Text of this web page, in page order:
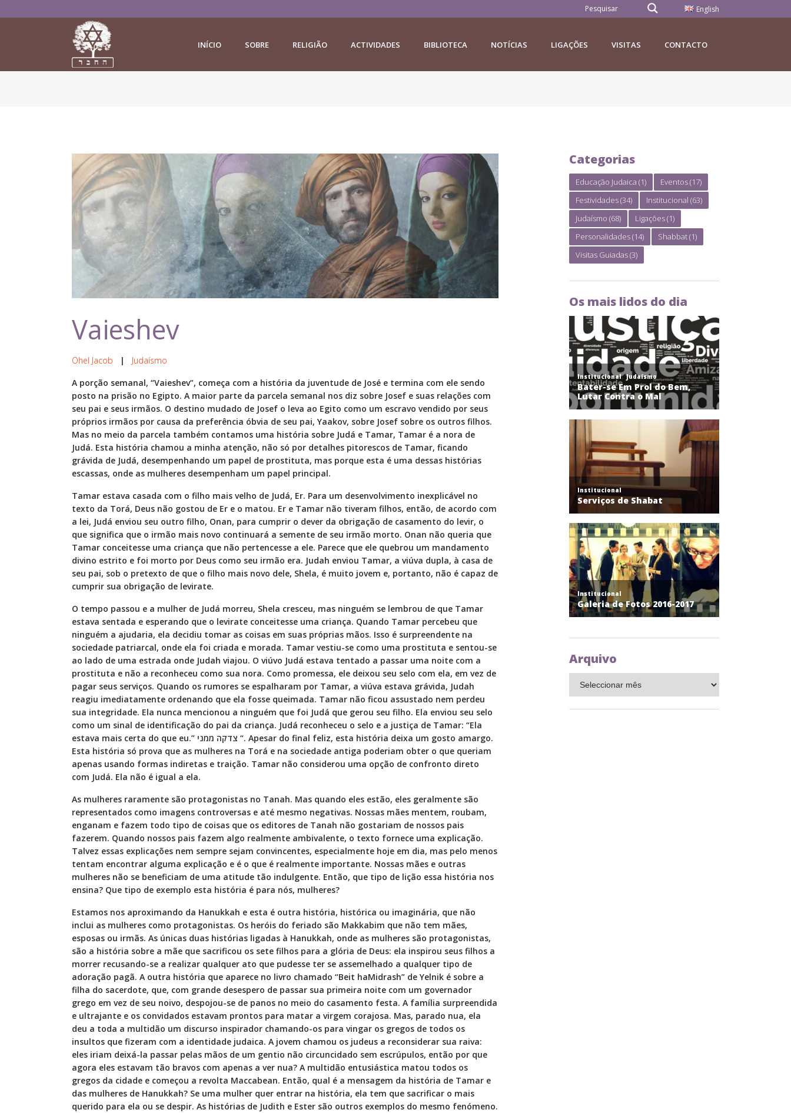
English
INÍCIO SOBRE RELIGIÃO ACTIVIDADES BIBLIOTECA NOTÍCIAS LIGAÇÕES VISITAS CONTACTO
Vaieshev
Ohel Jacob | Judaísmo
A porção semanal, “Vaieshev”, começa com a história da juventude de José e termina com ele sendo
posto na prisão no Egipto. A maior parte da parcela semanal nos diz sobre Josef e suas relações com
seu pai e seus irmãos. O destino mudado de Josef o leva ao Egito como um escravo vendido por seus
próprios irmãos por causa da preferência óbvia de seu pai, Yaakov, sobre Josef sobre os outros filhos.
Mas no meio da parcela também contamos uma história sobre Judá e Tamar, Tamar é a nora de
Judá. Esta história chamou a minha atenção, não só por detalhes pitorescos de Tamar, ficando
grávida de Judá, desempenhando um papel de prostituta, mas porque esta é uma dessas histórias
escassas, onde as mulheres desempenham um papel principal.
Tamar estava casada com o filho mais velho de Judá, Er. Para um desenvolvimento inexplicável no
texto da Torá, Deus não gostou de Er e o matou. Er e Tamar não tiveram filhos, então, de acordo com
a lei, Judá enviou seu outro filho, Onan, para cumprir o dever da obrigação de casamento do levir, o
que significa que o irmão mais novo continuará a semente de seu irmão morto. Onan não queria que
Tamar conceitesse uma criança que não pertencesse a ele. Parece que ele quebrou um mandamento
divino estrito e foi morto por Deus como seu irmão era. Judah enviou Tamar, a viúva dupla, à casa de
seu pai, sob o pretexto de que o filho mais novo dele, Shela, é muito jovem e, portanto, não é capaz de
cumprir sua obrigação de levirate.
O tempo passou e a mulher de Judá morreu, Shela cresceu, mas ninguém se lembrou de que Tamar
estava sentada e esperando que o levirate conceitesse uma criança. Quando Tamar percebeu que
ninguém a ajudaria, ela decidiu tomar as coisas em suas próprias mãos. Isso é surpreendente na
sociedade patriarcal, onde ela foi criada e morada. Tamar vestiu-se como uma prostituta e sentou-se
ao lado de uma estrada onde Judah viajou. O viúvo Judá estava tentado a passar uma noite com a
prostituta e não a reconheceu como sua nora. Como promessa, ele deixou seu selo com ela, em vez de
pagar seus serviços. Quando os rumores se espalharam por Tamar, a viúva estava grávida, Judah
reagiu imediatamente ordenando que ela fosse queimada. Tamar não ficou assustado nem perdeu
sua integridade. Ela nunca mencionou a ninguém que foi Judá que gerou seu filho. Ela enviou seu selo
como um sinal de identificação do pai da criança. Judá reconheceu o selo e a justiça de Tamar: “Ela
estava mais certa do que eu.” צדקה ממני “. Apesar do final feliz, esta história deixa um gosto amargo.
Esta história só prova que as mulheres na Torá e na sociedade antiga poderiam obter o que queriam
apenas usando formas indiretas e traição. Tamar não considerou uma opção de confronto direto
com Judá. Ela não é igual a ela.
As mulheres raramente são protagonistas no Tanah. Mas quando eles estão, eles geralmente são
representados como imagens controversas e até mesmo negativas. Nossas mães mentem, roubam,
enganam e fazem todo tipo de coisas que os editores de Tanah não gostariam de nossos pais
fazerem. Quando nossos pais fazem algo realmente ambivalente, o texto fornece uma explicação.
Talvez essas explicações nem sempre sejam convincentes, especialmente hoje em dia, mas pelo menos
tentam encontrar alguma explicação e é o que é realmente importante. Nossas mães e outras
mulheres não se beneficiam de uma atitude tão indulgente. Então, que tipo de lição essa história nos
ensina? Que tipo de exemplo esta história é para nós, mulheres?
Estamos nos aproximando da Hanukkah e esta é outra história, histórica ou imaginária, que não
inclui as mulheres como protagonistas. Os heróis do feriado são Makkabim que não tem mães,
esposas ou irmãs. As únicas duas histórias ligadas à Hanukkah, onde as mulheres são protagonistas,
são a história sobre a mãe que sacrificou os sete filhos para a glória de Deus: ela inspirou seus filhos a
morrer recusando-se a realizar qualquer ato que pudesse ter se assemelhado a qualquer tipo de
adoração pagã. A outra história que aparece no livro chamado “Beit haMidrash” de Yelnik é sobre a
filha do sacerdote, que, com grande desespero de passar sua primeira noite com um governador
grego em vez de seu noivo, despojou-se de panos no meio do casamento festa. A família surpreendida
e ultrajante e os convidados estavam prontos para matar a virgem corajosa. Mas, parado nua, ela
deu a toda a multidão um discurso inspirador chamando-os para vingar os gregos de todos os
insultos que fizeram com a identidade judaica. A jovem chamou os judeus a reconsiderar sua raiva:
eles iriam deixá-la passar pelas mãos de um gentio não circuncidado sem escrúpulos, então por que
agora eles estavam tão bravos com apenas a ver nua? A multidão entusiástica matou todos os
gregos da cidade e começou a revolta Maccabean. Então, qual é a mensagem da história de Tamar e
das mulheres de Hanukkah? Se uma mulher quer entrar na história, ela tem que sacrificar o mais
querido para ela ou se despir. As histórias de Judith e Ester são outros exemplos do mesmo fenómeno.
Categorias
Educação Judaica (1) Eventos(17)
Festividades(34) Institucional (63)
Judaísmo (68) Ligações(1)
Personalidades(14) Shabbat(1)
Visitas Guiadas(3)
Os mais lidos do dia
Arquivo